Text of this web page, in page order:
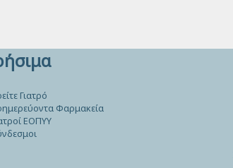
Γιατρό
Φαρμακεία
ΕΟΠΥΥ